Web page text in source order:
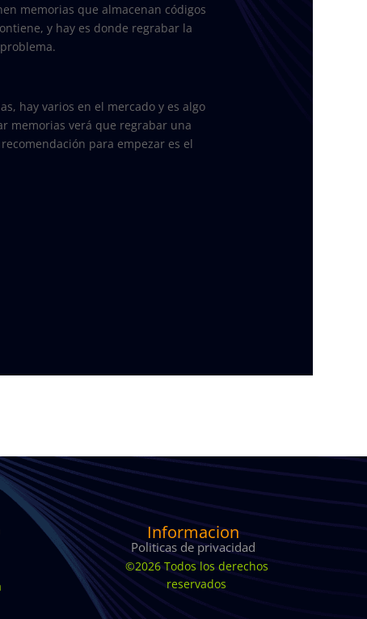
memorias que almacenan códigos
y hay es donde regrabar la
hay varios en el mercado y es algo
memorias verá que regrabar una
para empezar es el
Informacion
Politicas de privacidad
©2026 Todos los derechos
reservados